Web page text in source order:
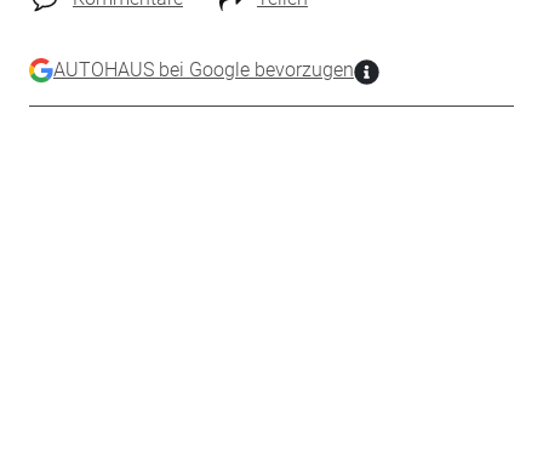
AUTOHAUS bei Google bevorzugen